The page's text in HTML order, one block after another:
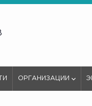
ОРГАНИЗАЦИИ